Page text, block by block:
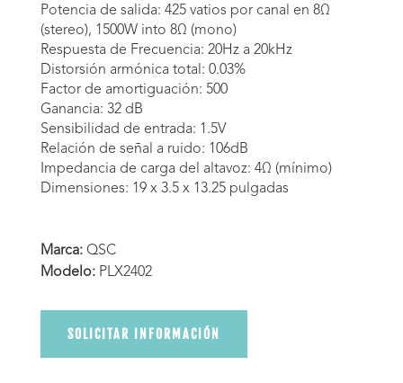
Potencia de salida: 425 vatios por canal en 8Ω
(stereo), 1500W into 8Ω (mono)
Respuesta de Frecuencia: 20Hz a 20kHz
Distorsión armónica total: 0.03%
Factor de amortiguación: 500
Ganancia: 32 dB
Sensibilidad de entrada: 1.5V
Relación de señal a ruido: 106dB
Impedancia de carga del altavoz: 4Ω (mínimo)
Dimensiones: 19 x 3.5 x 13.25 pulgadas
Marca:QSC
Modelo:PLX2402
SOLICITAR INFORMACIÓN